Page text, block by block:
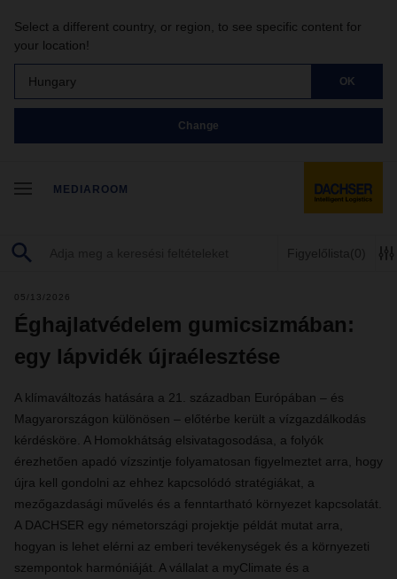
Select a different country, or region, to see specific content for
your location!
Hungary OK
Change
MEDIAROOM
Figyelőlista (0)
05/13/2026
Éghajlatvédelem gumicsizmában:
egy lápvidék újraélesztése
A klímaváltozás hatására a 21. században Európában – és
Magyarországon különösen – előtérbe került a vízgazdálkodás
kérdésköre. A Homokhátság elsivatagosodása, a folyók
érezhetően apadó vízszintje folyamatosan figyelmeztet arra, hogy
újra kell gondolni az ehhez kapcsolódó stratégiákat, a
mezőgazdasági művelés és a fenntartható környezet kapcsolatát.
A DACHSER egy németországi projektje példát mutat arra,
hogyan is lehet elérni az emberi tevékenységek és a környezeti
szempontok harmóniáját. A vállalat a myClimate és a